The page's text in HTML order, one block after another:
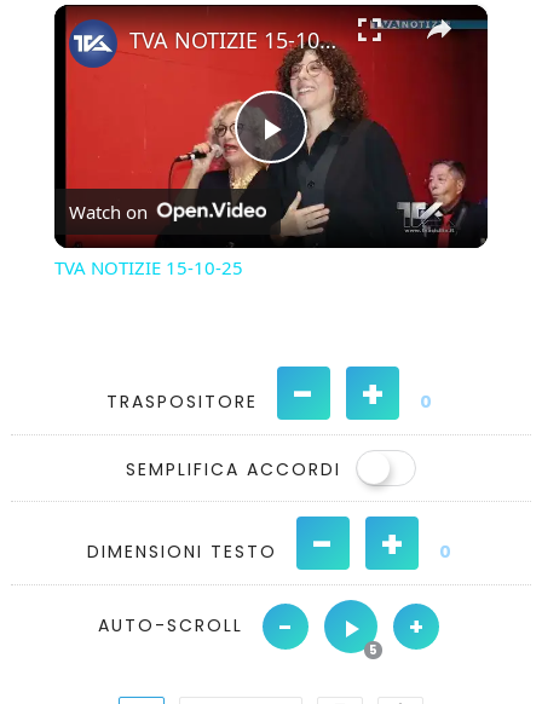
Play Unmute ×
Play
Video
TVA NOTIZIE 15-10-25
Watch on
TVA NOTIZIE 15-10-25
TRASPOSITORE - + 0
SEMPLIFICA ACCORDI
DIMENSIONI TESTO - + 0
AUTO-SCROLL - +